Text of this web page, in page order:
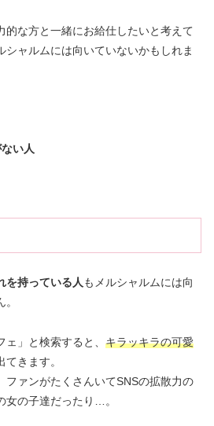
的な方と一緒にお給仕したいと考えて
シャルムには向いていないかもしれま
い人
を持っている人もメルシャルムには向
」と検索すると、 キラッキラの可愛
きます。
ファンがたくさんいてSNSの拡散力の
女の子達だったり…。